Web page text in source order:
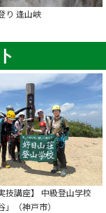
り 逢山峡
技講座】 中級登山学校
（神戸市）